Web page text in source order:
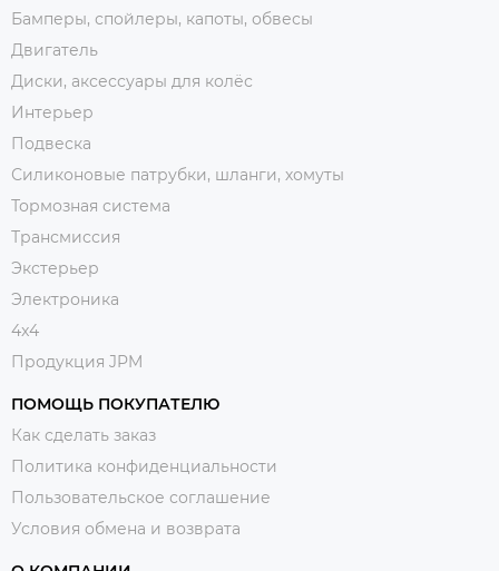
Бамперы, спойлеры, капоты, обвесы
Двигатель
Диски, аксессуары для колёс
Интерьер
Подвеска
Силиконовые патрубки, шланги, хомуты
Тормозная система
Трансмиссия
Экстерьер
Электроника
4x4
Продукция JPM
ПОМОЩЬ ПОКУПАТЕЛЮ
Как сделать заказ
Политика конфиденциальности
Пользовательское соглашение
Условия обмена и возврата